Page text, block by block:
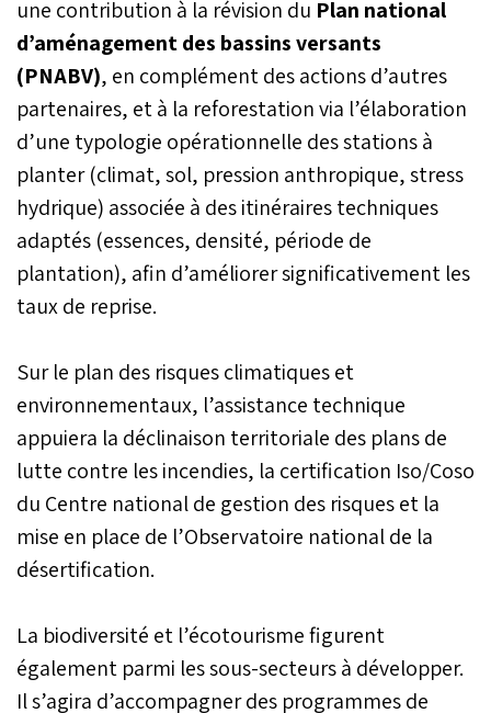
patrimoine naturel
marocain. Vingt ans après
la dernière évaluation, le
document met en
évidence le recul de la
biodiversité face aux
pressions humaines et
climatiques, tout en
appelant à un
repositionnement urgent
de la conservation au
une contribution à la révision du Plan national
d’aménagement des bassins versants
(PNABV), en complément des actions d’autres
partenaires, et à la reforestation via l’élaboration
d’une typologie opérationnelle des stations à
planter (climat, sol, pression anthropique, stress
hydrique) associée à des itinéraires techniques
adaptés (essences, densité, période de
plantation), afin d’améliorer significativement les
taux de reprise.
Sur le plan des risques climatiques et
environnementaux, l’assistance technique
appuiera la déclinaison territoriale des plans de
lutte contre les incendies, la certification Iso/Coso
du Centre national de gestion des risques et la
mise en place de l’Observatoire national de la
désertification.
La biodiversité et l’écotourisme figurent
également parmi les sous-secteurs à développer.
Il s’agira d’accompagner des programmes de